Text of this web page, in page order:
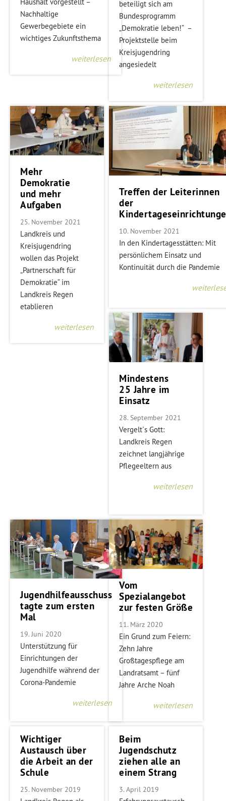
Nachhaltige
Gewerbegebiete ein
wichtiges Zukunftsthema
weiterlesen
beteiligt sich am
Bundesprogramm
„Demokratie leben!“ –
Projektstelle beim
Kreisjugendring
angesiedelt
weiterlesen
Mehr
Demokratie
und mehr
Aufgaben
25. November 2021
Landkreis und
Kreisjugendring
wollen das Projekt
„Partnerschaft für
Demokratie“ im
Landkreis Regen
etablieren
weiterlesen
Treffen der Leiterinnen
der
10. November 2021
In den Kindertagesstätten: Mit
persönlichem Einsatz und
Kontinuität durch die Pandemie
Mindestens
25 Jahre im
Einsatz
28. September 2021
Vergelt´s Gott:
Landkreis Regen
zeichnet langjährige
Pflegeeltern aus
weiterlesen
Jugendhilfeausschuss
tagte zum ersten
Mal
19. Juni 2020
Unterstützung für
Einrichtungen der
Jugendhilfe während der
Corona-Pandemie
weiterlesen
Vom
Spezialangebot
zur festen Größe
11. März 2020
Ein Grund zum Feiern:
Zehn Jahre
Großtagespflege am
Landratsamt – fünf
Jahre Arche Noah
weiterlesen
Wichtiger
Austausch über
die Arbeit an der
Schule
25. November 2019
Beim
Jugendschutz
ziehen alle an
einem Strang
3. April 2019